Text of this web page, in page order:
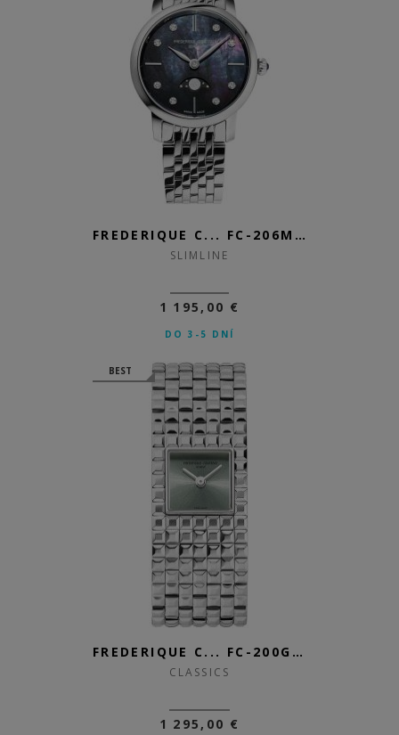
FREDERIQUE C... FC-206MPBD1S6B
SLIMLINE
1 195,00 €
DO 3-5 DNÍ
BEST
FREDERIQUE C... FC-200GR1MC6B
CLASSICS
1 295,00 €